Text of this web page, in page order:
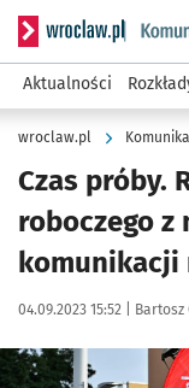
Serwis
Aktualności
wroclaw.pl
Czas próby.
roboczego z
komunikacji
Data publikacji:
04.09.2023 15:52 | Autor:
Bartosz
Kliknij, aby zobaczyć